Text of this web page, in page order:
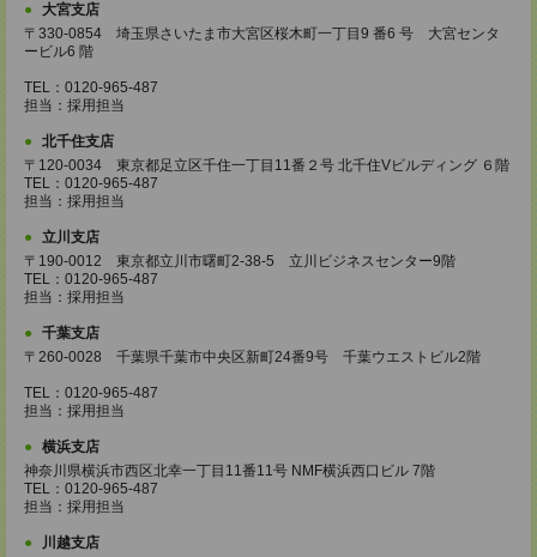
大宮支店
〒330-0854 埼玉県さいたま市大宮区桜木町一丁目9 番6 号 大宮センタ
ービル6 階
TEL：0120-965-487
担当：採用担当
北千住支店
〒120-0034 東京都足立区千住一丁目11番２号 北千住Vビルディング ６階
TEL：0120-965-487
担当：採用担当
立川支店
〒190-0012 東京都立川市曙町2-38-5 立川ビジネスセンター9階
TEL：0120-965-487
担当：採用担当
千葉支店
〒260-0028 千葉県千葉市中央区新町24番9号 千葉ウエストビル2階
TEL：0120-965-487
担当：採用担当
横浜支店
神奈川県横浜市西区北幸一丁目11番11号 NMF横浜西口ビル 7階
TEL：0120-965-487
担当：採用担当
川越支店